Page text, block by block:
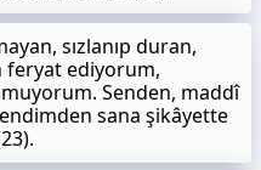
sızlanıp duran,
feryat ediyorum,
Senden, maddî
sana şikâyette